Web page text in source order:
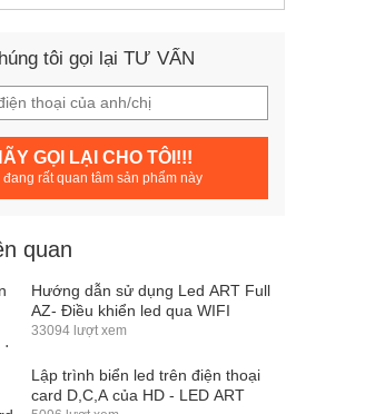
tôi gọi lại TƯ VẤN
GỌI LẠI CHO TÔI!!!
đang rất quan tâm sản phẩm này
quan
Hướng dẫn sử dụng Led ART Full
AZ- Điều khiển led qua WIFI
33094 lượt xem
Lập trình biển led trên điện thoại
card D,C,A của HD - LED ART